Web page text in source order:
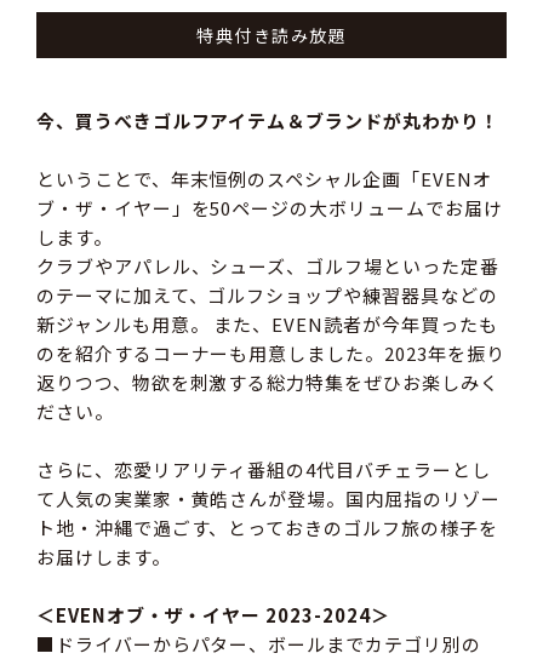
特典付き読み放題
今、買うべきゴルフアイテム＆ブランドが丸わかり！
ということで、年末恒例のスペシャル企画「EVENオ
ブ・ザ・イヤー」を50ページの大ボリュームでお届け
します。
クラブやアパレル、シューズ、ゴルフ場といった定番
のテーマに加えて、ゴルフショップや練習器具などの
新ジャンルも用意。 また、EVEN読者が今年買ったも
のを紹介するコーナーも用意しました。2023年を振り
返りつつ、物欲を刺激する総力特集をぜひお楽しみく
ださい。
さらに、恋愛リアリティ番組の4代目バチェラーとし
て人気の実業家・黄皓さんが登場。国内屈指のリゾー
ト地・沖縄で過ごす、とっておきのゴルフ旅の様子を
お届けします。
＜EVENオブ・ザ・イヤー 2023-2024＞
■ドライバーからパター、ボールまでカテゴリ別の